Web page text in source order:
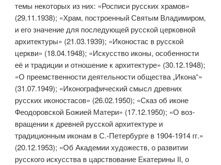
темы некоторых из них: «Росписи русских храмов»
(29.11.1938); «Храм, построенный Святым Владимиром,
и его зна­чение для последующей русской церковной
архитектуры» (21.03.1939); «Иконостас в русской
церкви» (18.04.1948); «Искусство иконы, осо­бенности
её и традиции и отношение к архитектуре» (30.12.1948);
«О преемственности деятельности общества „Икона“»
(31.07.1949); «Иконографический смысл древних
русских иконостасов» (26.02.1950); «Сказ об иконе
Феодоровской Божией Матери» (17.12.1950); «О воз­
вращении к древней русской архитектуре и
традиционным иконам в С.-Петербурге в 1904-1914 гг.»
(20.12.1953); «Об Академии художеств, о развитии
русского искусства в царствование Екатерины II, о